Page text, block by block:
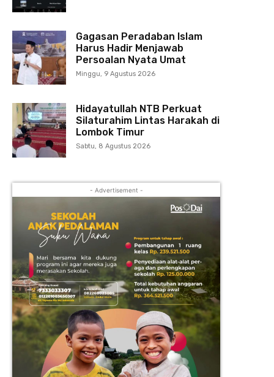
Gagasan Peradaban Islam
Harus Hadir Menjawab
Persoalan Nyata Umat
Minggu, 9 Agustus 2026
Hidayatullah NTB Perkuat
Silaturahim Lintas Harakah di
Lombok Timur
Sabtu, 8 Agustus 2026
- Advertisement -